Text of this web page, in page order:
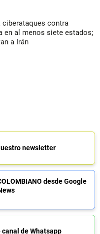
ciberataques contra
en al menos siete estados;
a Irán
newsletter
desde Google
de Whatsapp